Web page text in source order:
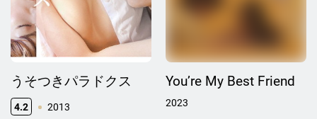
うそつきパラドクス
4.2 2013
You’re My Best Friend
2023